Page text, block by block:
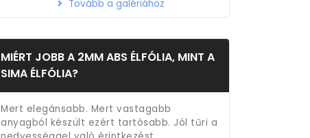
Tovább a galériához
MIÉRT JOBB A 2MM ABS ÉLFÓLIA, MINT A
SIMA ÉLFÓLIA?
Mert elegánsabb. Mert vastagabb
anyagból készült ezért tartósabb. Jól tűri a